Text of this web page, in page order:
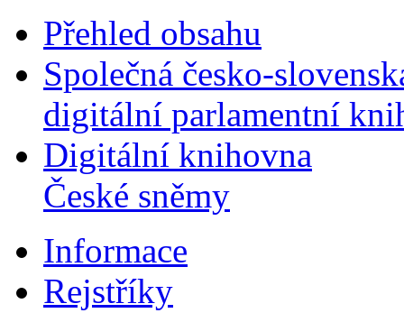
Přehled obsahu
Společná česko-
digitální parlamentní
Digitální knihovna
České sněmy
Informace
Rejstříky